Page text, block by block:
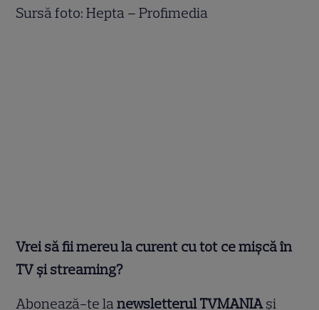
Sursă foto: Hepta – Profimedia
Vrei să fii mereu la curent cu tot ce mișcă în
TV și streaming?
Abonează-te lanewsletterul TVMANIAși